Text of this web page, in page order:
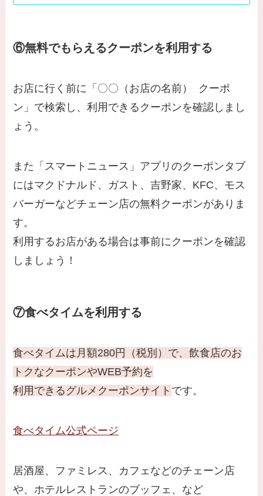
⑥無料でもらえるクーポンを利用する
お店に行く前に「〇〇（お店の名前） クーポ
ン」で検索し、利用できるクーポンを確認しまし
ょう。
また「スマートニュース」アプリのクーポンタブ
にはマクドナルド、ガスト、吉野家、KFC、モス
バーガーなどチェーン店の無料クーポンがありま
す。
利用するお店がある場合は事前にクーポンを確認
しましょう！
⑦食べタイムを利用する
食べタイムは月額280円（税別）で、飲食店のお
トクなクーポンやWEB予約を
利用できるグルメクーポンサイト です。
食べタイム公式ページ
居酒屋、ファミレス、カフェなどのチェーン店
や、ホテルレストランのブッフェ、など